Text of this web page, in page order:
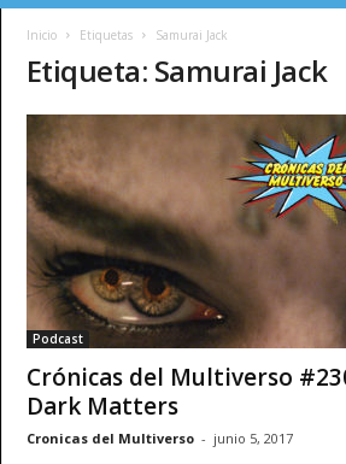
Inicio Etiquetas Samurai Jack
Etiqueta: Samurai Jack
Podcast
Crónicas del Multiverso
Dark Matters
Cronicas del Multiverso - junio 5, 2017